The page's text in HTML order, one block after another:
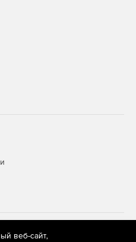
продукт
уязвимостей.
результатах сканирования
ПО.
применяются
веб-сайт,